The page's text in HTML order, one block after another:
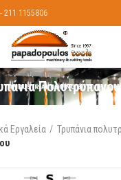
- 211 1155806
Πολυτρύπανου
Εργαλεία
Τρυπάνια